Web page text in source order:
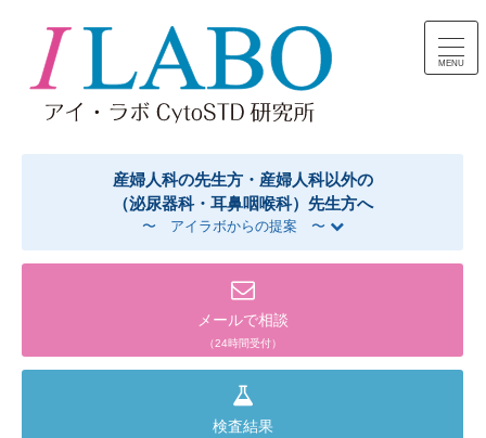
コンテンツへスキップ
産婦人科の先生方・産婦人科以外の
（泌尿器科・耳鼻咽喉科）先生方へ
〜 アイラボからの提案 〜
メールで相談
（24時間受付）
検査結果